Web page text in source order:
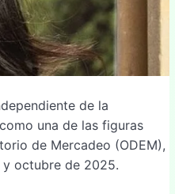
de la
una de las figuras
de Mercadeo (ODEM),
y octubre de 2025.